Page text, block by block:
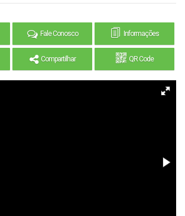
Fale Conosco Informações
Compartilhar QR Code